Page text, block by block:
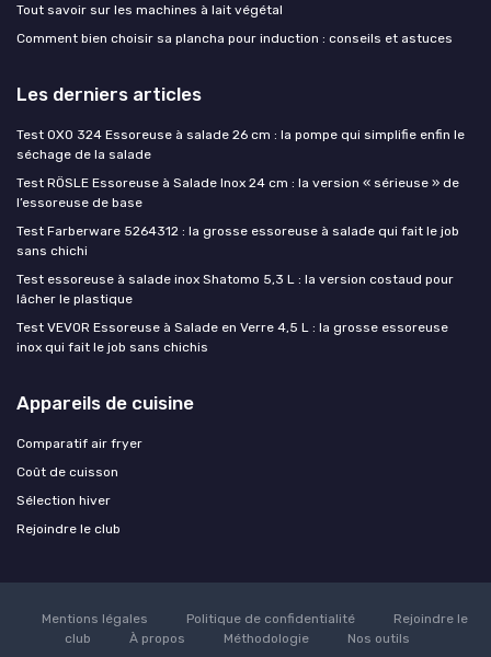
Tout savoir sur les machines à lait végétal
Comment bien choisir sa plancha pour induction : conseils et astuces
Les derniers articles
Test OXO 324 Essoreuse à salade 26 cm : la pompe qui simplifie enfin le
séchage de la salade
Test RÖSLE Essoreuse à Salade Inox 24 cm : la version « sérieuse » de
l’essoreuse de base
Test Farberware 5264312 : la grosse essoreuse à salade qui fait le job
sans chichi
Test essoreuse à salade inox Shatomo 5,3 L : la version costaud pour
lâcher le plastique
Test VEVOR Essoreuse à Salade en Verre 4,5 L : la grosse essoreuse
inox qui fait le job sans chichis
Appareils de cuisine
Comparatif air fryer
Coût de cuisson
Sélection hiver
Rejoindre le club
Mentions légales Politique de confidentialité
Rejoindre le
club
À propos Méthodologie
Nos outils